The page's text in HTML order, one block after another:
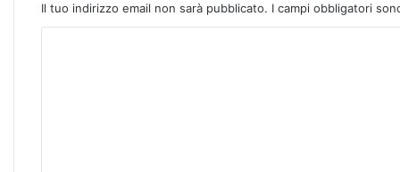
Il tuo indirizzo email non sarà pubblicato. I campi obbligatori